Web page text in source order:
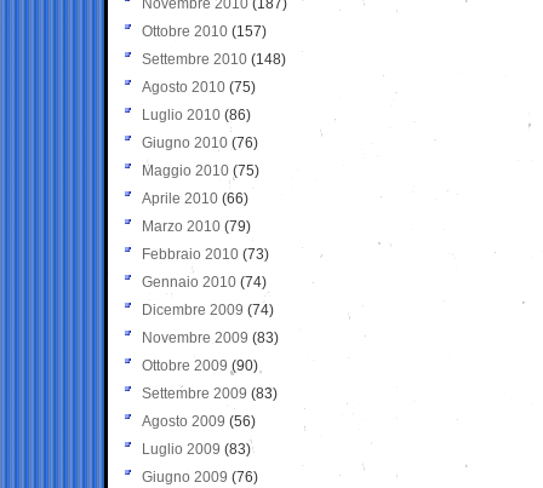
Novembre 2010 (187)
Ottobre 2010 (157)
Settembre 2010 (148)
Agosto 2010 (75)
Luglio 2010 (86)
Giugno 2010 (76)
Maggio 2010 (75)
Aprile 2010 (66)
Marzo 2010 (79)
Febbraio 2010 (73)
Gennaio 2010 (74)
Dicembre 2009 (74)
Novembre 2009 (83)
Ottobre 2009 (90)
Settembre 2009 (83)
Agosto 2009 (56)
Luglio 2009 (83)
Giugno 2009 (76)